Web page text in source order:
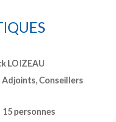
LOIZEAU
Adjoints, Conseillers
15 personnes